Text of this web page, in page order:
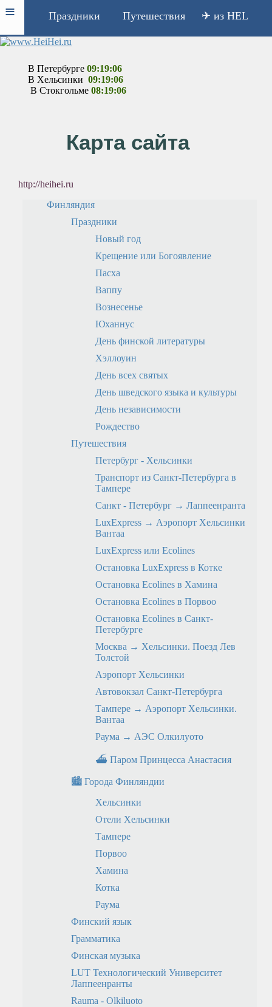
≡ Праздники Путешествия ✈ из HEL
В Петербурге 09:19:06
В Хельсинки 09:19:06
В Стокгольме 08:19:06
Карта сайта
http://heihei.ru
Финляндия
Праздники
Новый год
Крещение или Богоявление
Пасха
Ваппу
Вознесенье
Юханнус
День финской литературы
Хэллоуин
День всех святых
День шведского языка и культуры
День независимости
Рождество
Путешествия
Петербург - Хельсинки
Транспорт из Санкт-Петербурга в
Тампере
Санкт - Петербург → Лаппеенранта
LuxExpress → Аэропорт Хельсинки
Вантаа
LuxExpress или Ecolines
Остановка LuxExpress в Котке
Остановка Ecolines в Хамина
Остановка Ecolines в Порвоо
Остановка Ecolines в Санкт-
Петербурге
Москва → Хельсинки. Поезд Лев
Толстой
Аэропорт Хельсинки
Автовокзал Санкт-Петербурга
Тампере → Аэропорт Хельсинки.
Вантаа
Раума → АЭС Олкилуото
⛴ Паром Принцесса Анастасия
🏙 Города Финляндии
Хельсинки
Отели Хельсинки
Тампере
Порвоо
Хамина
Котка
Раума
Финский язык
Грамматика
Финская музыка
LUT Технологический Университет
Лаппеенранты
Rauma - Olkiluoto